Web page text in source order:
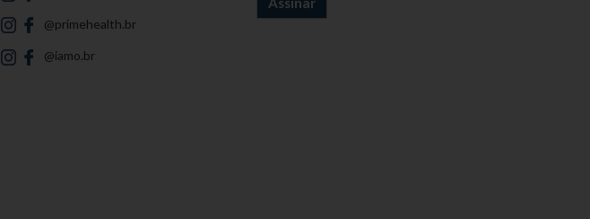
@primehealth.br
@iamo.br